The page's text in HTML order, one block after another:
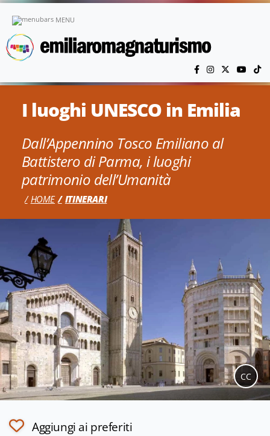
MENU
I luoghi UNESCO in Emilia
Dall’Appennino Tosco Emiliano al
Battistero di Parma, i luoghi
patrimonio dell’Umanità
HOME ITINERARI
CC
Aggiungi ai preferiti